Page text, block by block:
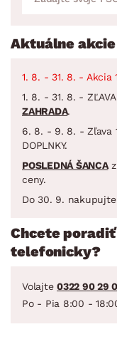
Aktuálne akcie
1. 8. - 31. 8. - Akcia
1. 8. - 31. 8. -
ZAHRADA.
6. 8. - 9. 8. - Zľava
DOPLNKY.
POSLEDNÁ ŠANCA
ceny.
Do 30. 9.
Chcete
telefonicky?
Volajte 0322 90 29
Po - Pia 8:00 -